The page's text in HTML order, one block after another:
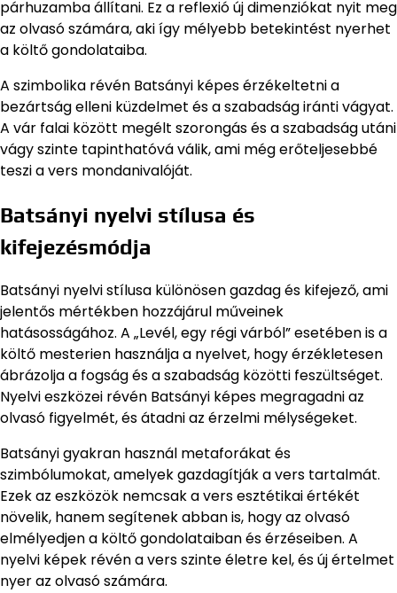
párhuzamba állítani. Ez a reflexió új dimenziókat nyit meg
az olvasó számára, aki így mélyebb betekintést nyerhet
a költő gondolataiba.
A szimbolika révén Batsányi képes érzékeltetni a
bezártság elleni küzdelmet és a szabadság iránti vágyat.
A vár falai között megélt szorongás és a szabadság utáni
vágy szinte tapinthatóvá válik, ami még erőteljesebbé
teszi a vers mondanivalóját.
Batsányi nyelvi stílusa és
kifejezésmódja
Batsányi nyelvi stílusa különösen gazdag és kifejező, ami
jelentős mértékben hozzájárul műveinek
hatásosságához. A „Levél, egy régi várból” esetében is a
költő mesterien használja a nyelvet, hogy érzékletesen
ábrázolja a fogság és a szabadság közötti feszültséget.
Nyelvi eszközei révén Batsányi képes megragadni az
olvasó figyelmét, és átadni az érzelmi mélységeket.
Batsányi gyakran használ metaforákat és
szimbólumokat, amelyek gazdagítják a vers tartalmát.
Ezek az eszközök nemcsak a vers esztétikai értékét
növelik, hanem segítenek abban is, hogy az olvasó
elmélyedjen a költő gondolataiban és érzéseiben. A
nyelvi képek révén a vers szinte életre kel, és új értelmet
nyer az olvasó számára.